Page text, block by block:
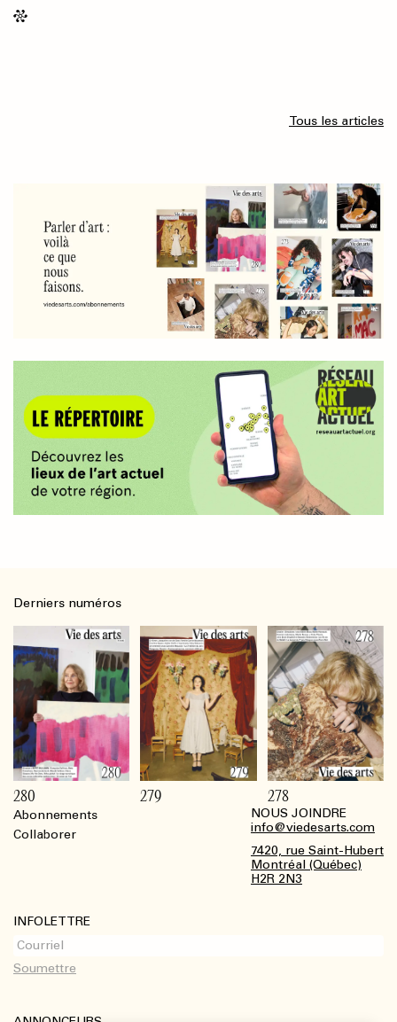
Tous les articles
Abonnements
Collaborer
NOUS JOINDRE
info@viedesarts.com
7420, rue Saint-Hubert
Montréal (Québec)
H2R 2N3
INFOLETTRE
Derniers numéros
280 279 278